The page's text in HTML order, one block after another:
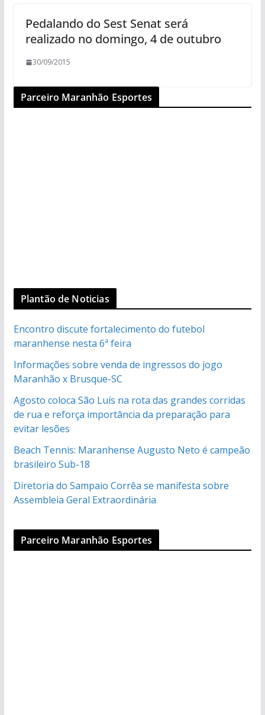
Pedalando do Sest Senat será
realizado no domingo, 4 de outubro
30/09/2015
Parceiro Maranhão Esportes
Plantão de Noticias
Encontro discute fortalecimento do futebol
maranhense nesta 6ª feira
Informações sobre venda de ingressos do jogo
Maranhão x Brusque-SC
Agosto coloca São Luís na rota das grandes corridas
de rua e reforça importância da preparação para
evitar lesões
Beach Tennis: Maranhense Augusto Neto é campeão
brasileiro Sub-18
Diretoria do Sampaio Corrêa se manifesta sobre
Assembleia Geral Extraordinária
Parceiro Maranhão Esportes